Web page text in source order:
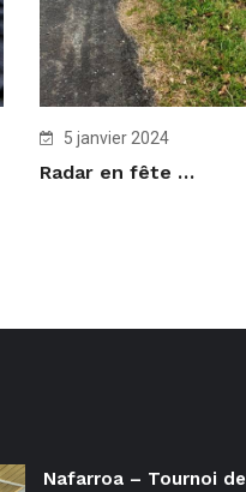
5 janvier 2024
Radar en fête …
Nafarroa – Tournoi de